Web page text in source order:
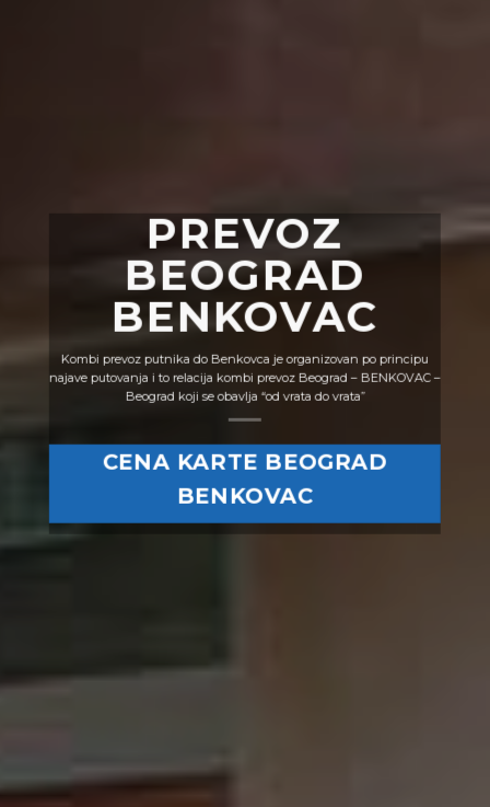
PREVOZ
BEOGRAD
BENKOVAC
Kombi prevoz putnika do Benkovca je organizovan po principu
najave putovanja i to relacija kombi prevoz Beograd – BENKOVAC –
Beograd koji se obavlja “od vrata do vrata”
CENA KARTE BEOGRAD
BENKOVAC